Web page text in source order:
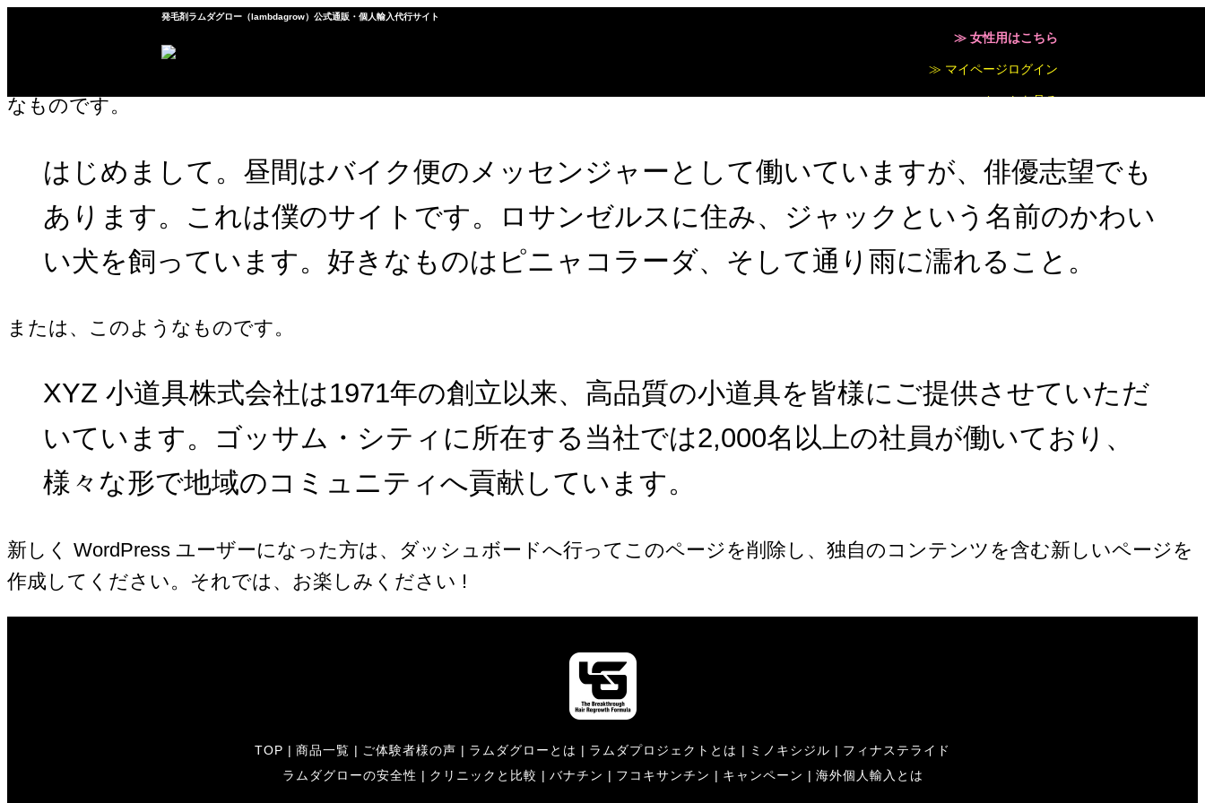
発毛剤ラムダグロー（lambdagrow）公式通販・個人輸入代行サイト
≫ 女性用はこちら
≫ マイページログイン
≫ カートを見る
トップ 商品一覧 ご体験者様の声 ラムダグローの効果 ラムダプロジェクトとは ミノキシジル フィナステライド
安全性
これはサンプルページです。同じ位置に固定され、(多くのテーマでは) サイトナビゲーションメニューに含まれるため、ブログ投
稿とは異なります。サイト訪問者に対して自分のことを説明する自己紹介ページを作成するのが一般的です。たとえば以下のよう
なものです。
はじめまして。昼間はバイク便のメッセンジャーとして働いていますが、俳優志望でも
あります。これは僕のサイトです。ロサンゼルスに住み、ジャックという名前のかわい
い犬を飼っています。好きなものはピニャコラーダ、そして通り雨に濡れること。
または、このようなものです。
XYZ 小道具株式会社は1971年の創立以来、高品質の小道具を皆様にご提供させていただ
いています。ゴッサム・シティに所在する当社では2,000名以上の社員が働いており、
様々な形で地域のコミュニティへ貢献しています。
新しく WordPress ユーザーになった方は、 ダッシュボードへ行ってこのページを削除し、独自のコンテンツを含む新しいページを
作成してください。それでは、お楽しみください !
TOP | 商品一覧 | ご体験者様の声 | ラムダグローとは | ラムダプロジェクトとは | ミノキシジル | フィナステライド
ラムダグローの安全性 | クリニックと比較 | バナチン | フコキサンチン | キャンペーン | 海外個人輸入とは